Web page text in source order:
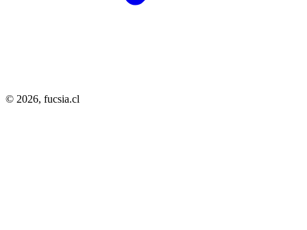
© 2026, fucsia.cl